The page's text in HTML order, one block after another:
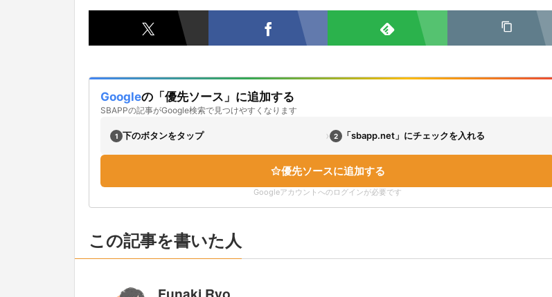
Googleの「優先ソース」に追加する
SBAPPの記事がGoogle検索で見つけやすくなります
1 下のボタンをタップ › 2 「sbapp.net」にチェックを入れる
優先ソースに追加する
Googleアカウントへのログインが必要です
この記事を書いた人